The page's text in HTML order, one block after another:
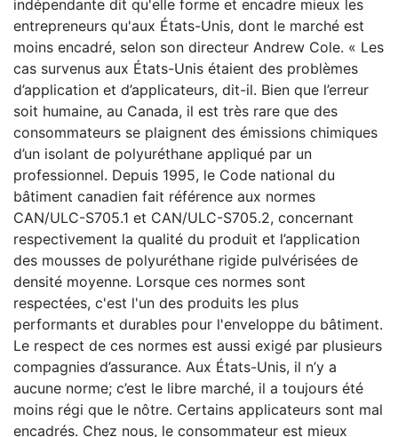
indépendante dit qu'elle forme et encadre mieux les
entrepreneurs qu'aux États-Unis, dont le marché est
moins encadré, selon son directeur Andrew Cole. « Les
cas survenus aux États-Unis étaient des problèmes
d’application et d’applicateurs, dit-il. Bien que l’erreur
soit humaine, au Canada, il est très rare que des
consommateurs se plaignent des émissions chimiques
d’un isolant de polyuréthane appliqué par un
professionnel. Depuis 1995, le Code national du
bâtiment canadien fait référence aux normes
CAN/ULC-S705.1 et CAN/ULC-S705.2, concernant
respectivement la qualité du produit et l’application
des mousses de polyuréthane rigide pulvérisées de
densité moyenne. Lorsque ces normes sont
respectées, c'est l'un des produits les plus
performants et durables pour l'enveloppe du bâtiment.
Le respect de ces normes est aussi exigé par plusieurs
compagnies d’assurance. Aux États-Unis, il n’y a
aucune norme; c’est le libre marché, il a toujours été
moins régi que le nôtre. Certains applicateurs sont mal
encadrés. Chez nous, le consommateur est mieux